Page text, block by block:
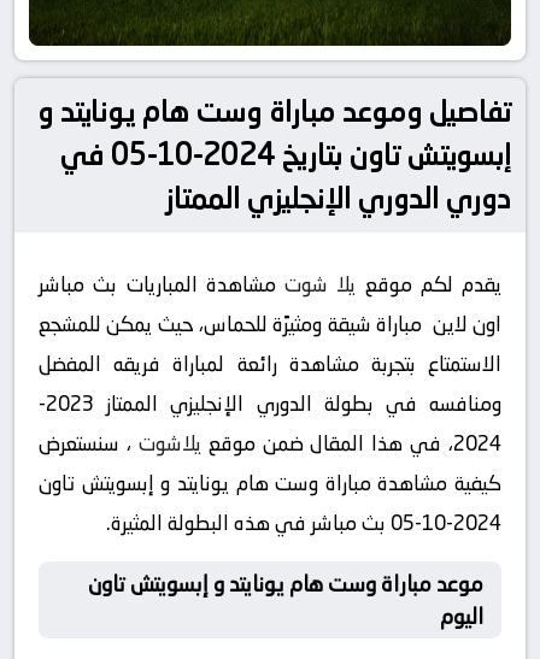
تفاصيل وموعد مباراة وست هام يونايتد و
إبسويتش تاون بتاريخ 2024-10-05 في
دوري الدوري الإنجليزي الممتاز
يقدم لكم موقع يلا شوت مشاهدة المباريات بث مباشر
اون لاين مباراة شيقة ومثيرًة للحماس، حيث يمكن للمشجع
الاستمتاع بتجربة مشاهدة رائعة لمباراة فريقه المفضل
ومنافسه في بطولة الدوري الإنجليزي الممتاز 2023-
2024، في هذا المقال ضمن موقع
يلاشوت ، سنستعرض
كيفية مشاهدة مباراة وست هام يونايتد و إبسويتش تاون
2024-10-05 بث مباشر في هذه البطولة المثيرة.
موعد مباراة وست هام يونايتد و إبسويتش تاون
اليوم